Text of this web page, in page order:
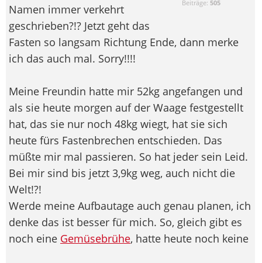
Beiträge: 505
Namen immer verkehrt
geschrieben?!? Jetzt geht das
Fasten so langsam Richtung Ende, dann merke
ich das auch mal. Sorry!!!!
Meine Freundin hatte mir 52kg angefangen und
als sie heute morgen auf der Waage festgestellt
hat, das sie nur noch 48kg wiegt, hat sie sich
heute fürs Fastenbrechen entschieden. Das
müßte mir mal passieren. So hat jeder sein Leid.
Bei mir sind bis jetzt 3,9kg weg, auch nicht die
Welt!?!
Werde meine Aufbautage auch genau planen, ich
denke das ist besser für mich. So, gleich gibt es
noch eine Gemüsebrühe, hatte heute noch keine